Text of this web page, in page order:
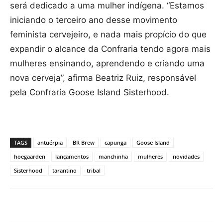
será dedicado a uma mulher indígena. “Estamos
iniciando o terceiro ano desse movimento
feminista cervejeiro, e nada mais propício do que
expandir o alcance da Confraria tendo agora mais
mulheres ensinando, aprendendo e criando uma
nova cerveja”, afirma Beatriz Ruiz, responsável
pela Confraria Goose Island Sisterhood.
TAGS antuérpia BR Brew capunga
Goose Island
hoegaarden
lançamentos manchinha mulheres
novidades
Sisterhood
tarantino tribal